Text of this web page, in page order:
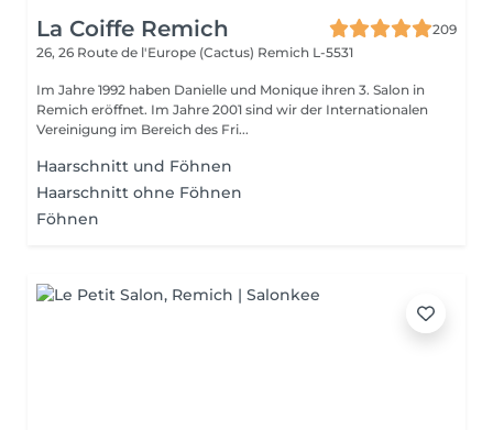
La Coiffe Remich
209
26, 26 Route de l'Europe (Cactus) Remich L-5531
Im Jahre 1992 haben Danielle und Monique ihren 3. Salon in
Remich eröffnet. Im Jahre 2001 sind wir der Internationalen
Vereinigung im Bereich des Fri...
Haarschnitt und Föhnen
Haarschnitt ohne Föhnen
Föhnen